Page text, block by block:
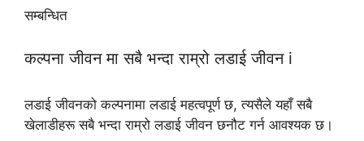
सम्बन्धित
कल्पना जीवन मा सबै भन्दा राम्रो लडाई जीवन i
लडाई जीवनको कल्पनामा लडाई महत्वपूर्ण छ, त्यसैले यहाँ सबै
खेलाडीहरू सबै भन्दा राम्रो लडाई जीवन छनौट गर्न आवश्यक छ।